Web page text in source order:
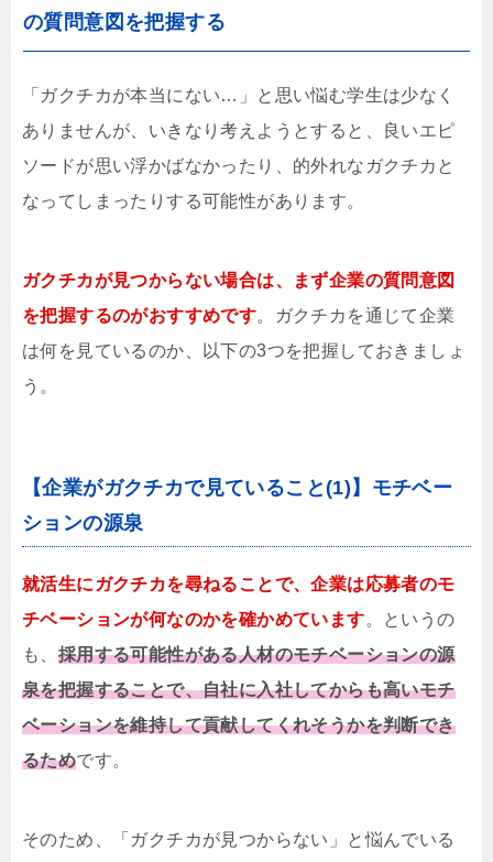
の質問意図を把握する
「ガクチカが本当にない…」と思い悩む学生は少なく
ありませんが、いきなり考えようとすると、良いエピ
ソードが思い浮かばなかったり、的外れなガクチカと
なってしまったりする可能性があります。
ガクチカが見つからない場合は、まず企業の質問意図
を把握するのがおすすめです。ガクチカを通じて企業
は何を見ているのか、以下の3つを把握しておきましょ
う。
【企業がガクチカで見ていること(1)】モチベー
ションの源泉
就活生にガクチカを尋ねることで、企業は応募者のモ
チベーションが何なのかを確かめています。というの
も、 採用する可能性がある人材のモチベーションの源
泉を把握することで、自社に入社してからも高いモチ
ベーションを維持して貢献してくれそうかを判断でき
るためです。
そのため、「ガクチカが見つからない」と悩んでいる